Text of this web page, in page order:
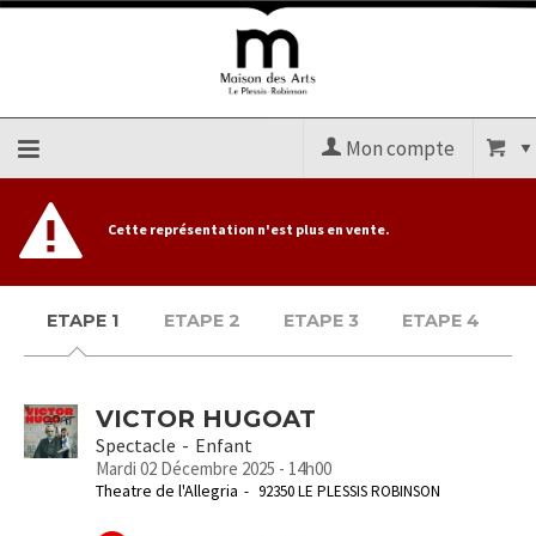
Accueil
officiel
Mon compte
Cette représentation n'est plus en vente.
ETAPE 1 ETAPE 2 ETAPE 3 ETAPE 4
VICTOR HUGOAT
Spectacle Enfant
Mardi 02 Décembre 2025 - 14h00
Theatre de l'Allegria 92350 LE PLESSIS ROBINSON